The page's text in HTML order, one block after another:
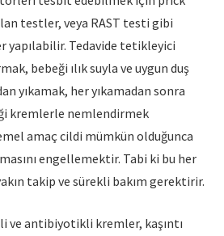
testler, veya RAST testi gibi
yapılabilir. Tedavide tetikleyici
bebeği ılık suyla ve uygun duş
yıkamak, her yıkamadan sonra
kremlerle nemlendirmek
amaç cildi mümkün olduğunca
engellemektir. Tabi ki bu her
takip ve sürekli bakım gerektirir.
ve antibiyotikli kremler, kaşıntı